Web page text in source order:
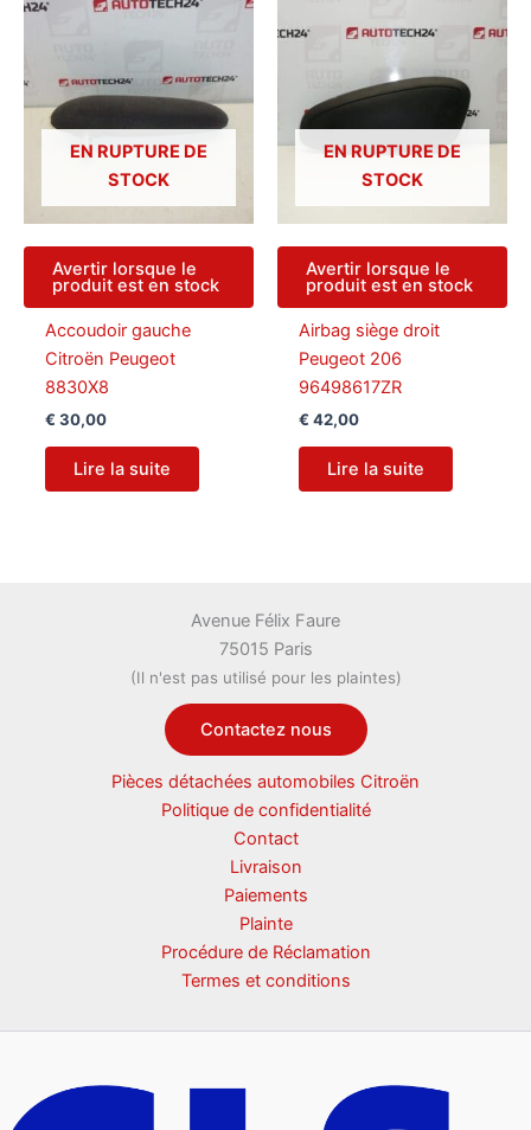
EN RUPTURE DE
STOCK
Avertir lorsque le
produit est en stock
Accoudoir gauche
Citroën Peugeot
8830X8
€ 30,00
Lire la suite
EN RUPTURE DE
STOCK
Avertir lorsque le
produit est en stock
Airbag siège droit
Peugeot 206
96498617ZR
€ 42,00
Lire la suite
Avenue Félix Faure
75015 Paris
(Il n'est pas utilisé pour les plaintes)
Contactez nous
Pièces détachées automobiles Citroën
Politique de confidentialité
Contact
Livraison
Paiements
Plainte
Procédure de Réclamation
Termes et conditions